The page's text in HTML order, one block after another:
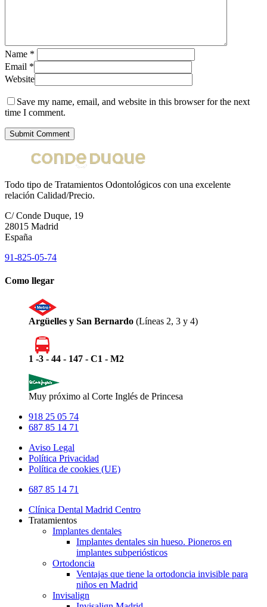
Name *
Email *
Website
Save my name, email, and website in this browser for the next
time I comment.
Todo tipo de Tratamientos Odontológicos con una excelente
relación Calidad/Precio.
C/ Conde Duque, 19
28015 Madrid
España
91-825-05-74
Como llegar
Argüelles y San Bernardo (Líneas 2, 3 y 4)
1 -3 - 44 - 147 - C1 - M2
Muy próximo al Corte Inglés de Princesa
918 25 05 74
687 85 14 71
Aviso Legal
Política Privacidad
Política de cookies (UE)
Close
687 85 14 71
Clínica Dental Madrid Centro
Tratamientos
Implantes dentales
Implantes dentales sin hueso. Pioneros en
implantes subperiósticos
Ortodoncia
Ventajas que tiene la ortodoncia invisible para
niños en Madrid
Invisalign